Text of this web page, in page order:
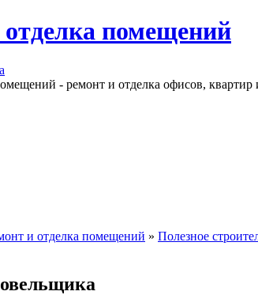
помещений
- ремонт и отделка офисов,
и отделка помещений » Полезное